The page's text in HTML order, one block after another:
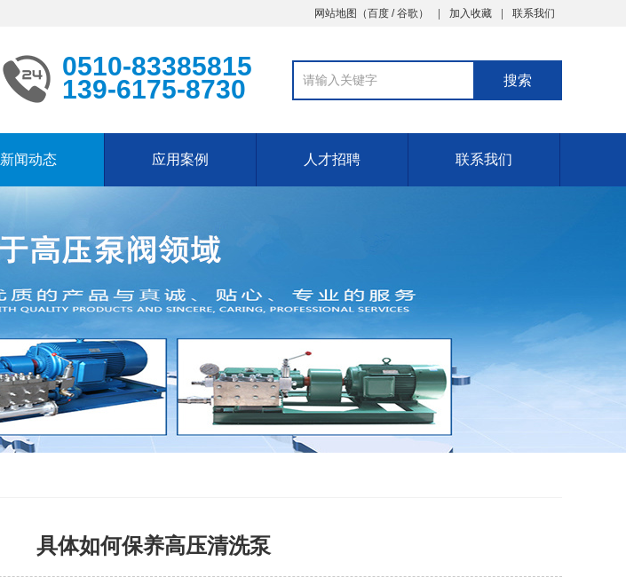
网站地图 （百度 /谷歌 ） 加入收藏 联系我们
0510-83385815
139-6175-8730
新闻动态 应用案例 人才招聘 联系我们
具体如何保养高压清洗泵